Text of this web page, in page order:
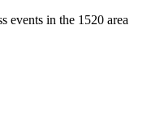
events in the 1520 area